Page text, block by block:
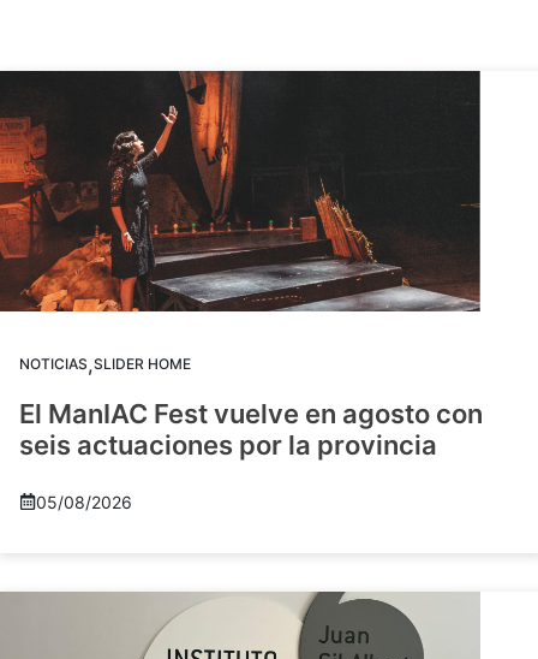
NOTICIAS,SLIDER HOME
El ManIAC Fest vuelve en agosto con
seis actuaciones por la provincia
05/08/2026